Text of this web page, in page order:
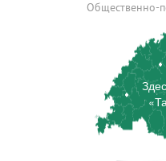
Общественно-